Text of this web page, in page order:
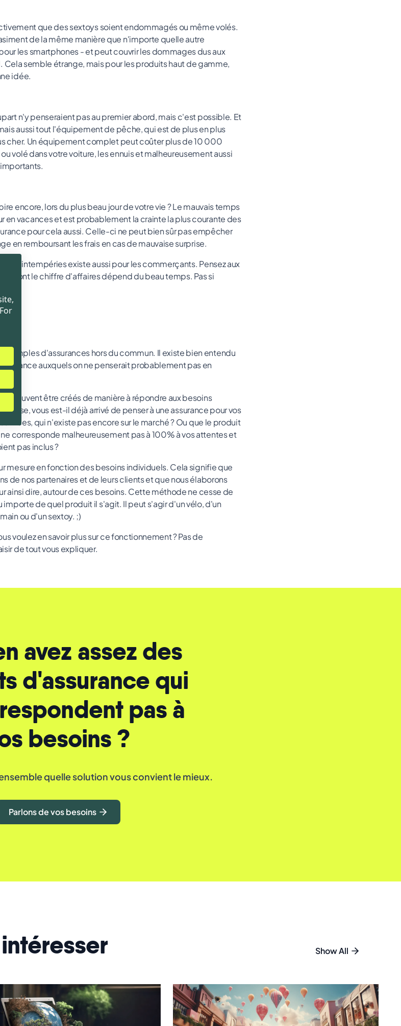
que des sextoys soient endommagés ou même volés.
de la même manière que n'importe quelle autre
les smartphones - et peut couvrir les dommages dus aux
Cela semble étrange, mais pour les produits haut de gamme,
idée.
n'y penseraient pas au premier abord, mais c'est possible. Et
aussi tout l'équipement de pêche, qui est de plus en plus
cher. Un équipement complet peut coûter plus de 10 000
volé dans votre voiture, les ennuis et malheureusement aussi
encore, lors du plus beau jour de votre vie ? Le mauvais temps
en vacances et est probablement la crainte la plus courante des
pour cela aussi. Celle-ci ne peut bien sûr pas empêcher
en remboursant les frais en cas de mauvaise surprise.
les intempéries existe aussi pour les commerçants. Pensez aux
air, dont le chiffre d'affaires dépend du beau temps. Pas si
:
d'assurances hors du commun. Il existe bien entendu
auxquels on ne penserait probablement pas en
peuvent être créés de manière à répondre aux besoins
vous est-il déjà arrivé de penser à une assurance pour vos
qui n'existe pas encore sur le marché ? Ou que le produit
corresponde malheureusement pas à 100% à vos attentes et
pas inclus ?
mesure en fonction des besoins individuels. Cela signifie que
de nos partenaires et de leurs clients et que nous élaborons
ainsi dire, autour de ces besoins. Cette méthode ne cesse de
importe de quel produit il s'agit. Il peut s'agir d'un vélo, d'un
ou d'un sextoy. ;)
voulez en savoir plus sur ce fonctionnement ? Pas de
de tout vous expliquer.
avez assez des
d'assurance qui
pas à
besoins ?
quelle solution vous convient le mieux.
Parlons de vos besoins
Show All